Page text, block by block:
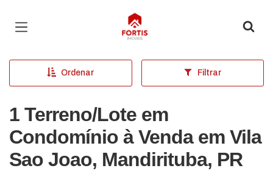
Página inicial
Ordenar Filtrar
1 Terreno/Lote em
Condomínio à Venda em Vila
Sao Joao, Mandirituba, PR